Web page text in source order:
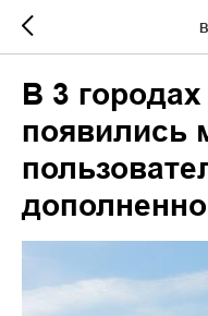
В 3
появились